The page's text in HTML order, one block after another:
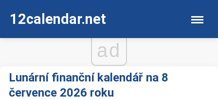
12calendar.net
ad
Lunární finanční kalendář na 8
července 2026 roku